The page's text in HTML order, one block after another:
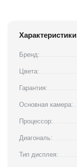
Характеристики
Бренд:
Цвета:
Гарантия:
Основная камера:
Процессор:
Диагональ:
Тип дисплея: